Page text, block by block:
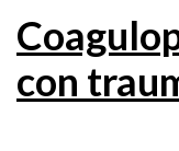
con